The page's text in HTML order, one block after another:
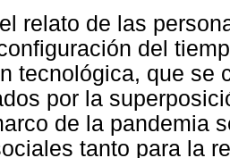
relato de las
del
tecnológica, que se
por la
de la pandemia
tanto para la